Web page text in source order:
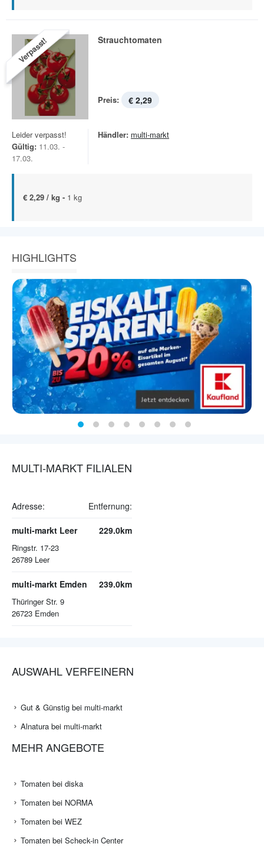
Verpasst! Strauchtomaten
Preis: € 2,29
Leider verpasst!
Gültig: 11.03. -
17.03.
Händler: multi-markt
€ 2,29 / kg - 1 kg
HIGHLIGHTS
MULTI-MARKT FILIALEN
Adresse: Entfernung:
multi-markt Leer
Ringstr. 17-23
26789 Leer
229.0km
multi-markt Emden
Thüringer Str. 9
26723 Emden
239.0km
AUSWAHL VERFEINERN
Gut & Günstig bei multi-markt
Alnatura bei multi-markt
MEHR ANGEBOTE
Tomaten bei diska
Tomaten bei NORMA
Tomaten bei WEZ
Tomaten bei Scheck-in Center